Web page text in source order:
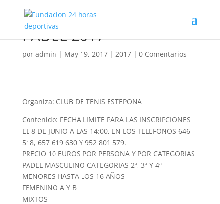
PADEL 2017
por admin | May 19, 2017| 2017| 0 Comentarios
Organiza: CLUB DE TENIS ESTEPONA
Contenido: FECHA LIMITE PARA LAS INSCRIPCIONES
EL 8 DE JUNIO A LAS 14:00, EN LOS TELEFONOS 646
518, 657 619 630 Y 952 801 579.
PRECIO 10 EUROS POR PERSONA Y POR CATEGORIAS
PADEL MASCULINO CATEGORIAS 2ª, 3ª Y 4ª
MENORES HASTA LOS 16 AÑOS
FEMENINO A Y B
MIXTOS